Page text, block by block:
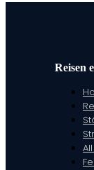
Reisen